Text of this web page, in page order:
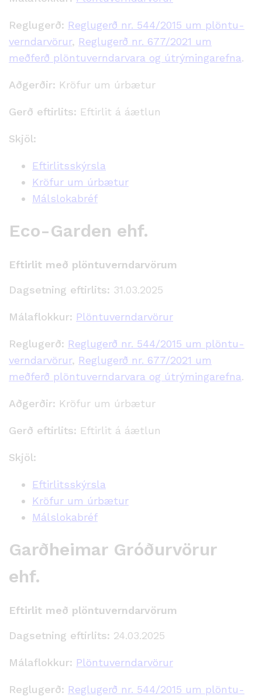
Reglugerð: Reglugerð nr. 544/2015 um plöntu­
verndar­vörur, Reglugerð nr. 677/2021 um
meðferð plöntuverndarvara og útrýmingarefna.
Aðgerðir: Kröfur um úrbætur
Gerð eftirlits: Eftirlit á áætlun
Skjöl:
Eftirlitsskýrsla
Kröfur um úrbætur
Málslokabréf
Eco-Garden ehf.
Eftirlit með plöntuverndarvörum
Dagsetning eftirlits: 31.03.2025
Málaflokkur: Plöntuverndarvörur
Reglugerð: Reglugerð nr. 544/2015 um plöntu­
verndar­vörur, Reglugerð nr. 677/2021 um
meðferð plöntuverndarvara og útrýmingarefna.
Aðgerðir: Kröfur um úrbætur
Gerð eftirlits: Eftirlit á áætlun
Skjöl:
Eftirlitsskýrsla
Kröfur um úrbætur
Málslokabréf
Garðheimar Gróðurvörur
ehf.
Eftirlit með plöntuverndarvörum
Dagsetning eftirlits: 24.03.2025
Málaflokkur: Plöntuverndarvörur
Reglugerð: Reglugerð nr. 544/2015 um plöntu­